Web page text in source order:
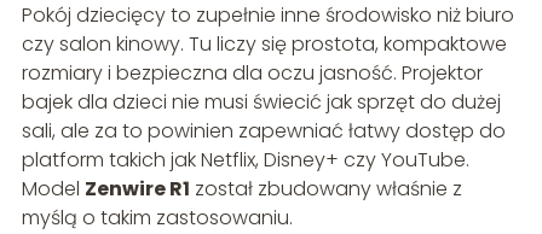
Pokój dziecięcy to zupełnie inne środowisko niż biuro
czy salon kinowy. Tu liczy się prostota, kompaktowe
rozmiary i bezpieczna dla oczu jasność. Projektor
bajek dla dzieci nie musi świecić jak sprzęt do dużej
sali, ale za to powinien zapewniać łatwy dostęp do
platform takich jak Netflix, Disney+ czy YouTube.
Model Zenwire R1 został zbudowany właśnie z
myślą o takim zastosowaniu.